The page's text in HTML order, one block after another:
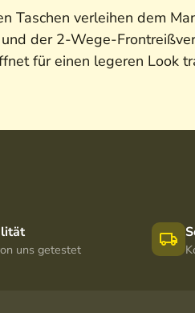
Taschen verleihen dem
der 2-Wege-
für einen legeren Look
uns getestet